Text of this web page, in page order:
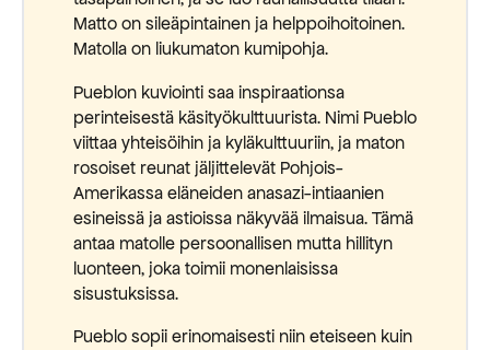
Matto on sileäpintainen ja helppoihoitoinen.
Matolla on liukumaton kumipohja.
Pueblon kuviointi saa inspiraationsa
perinteisestä käsityökulttuurista. Nimi Pueblo
viittaa yhteisöihin ja kyläkulttuuriin, ja maton
rosoiset reunat jäljittelevät Pohjois-
Amerikassa eläneiden anasazi-intiaanien
esineissä ja astioissa näkyvää ilmaisua. Tämä
antaa matolle persoonallisen mutta hillityn
luonteen, joka toimii monenlaisissa
sisustuksissa.
Pueblo sopii erinomaisesti niin eteiseen kuin